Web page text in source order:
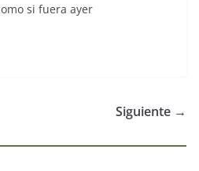
si fuera ayer
Siguiente →